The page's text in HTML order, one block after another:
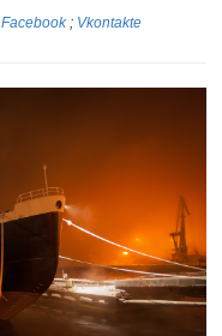
Facebook; Vkontakte